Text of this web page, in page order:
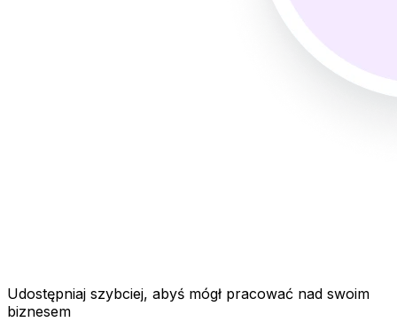
Udostępniaj szybciej, abyś mógł pracować nad swoim
biznesem